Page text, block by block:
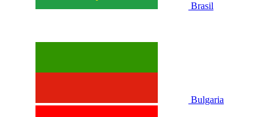
Brasil
Bulgaria